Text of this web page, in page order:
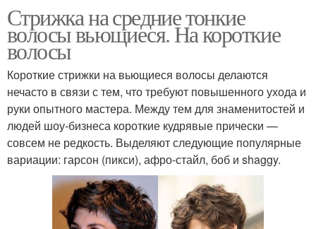
Стрижка на средние тонкие
волосы вьющиеся. На короткие
волосы
Короткие стрижки на вьющиеся волосы делаются
нечасто в связи с тем, что требуют повышенного ухода и
руки опытного мастера. Между тем для знаменитостей и
людей шоу-бизнеса короткие кудрявые прически —
совсем не редкость. Выделяют следующие популярные
вариации: гарсон (пикси), афро-стайл, боб и shaggy.